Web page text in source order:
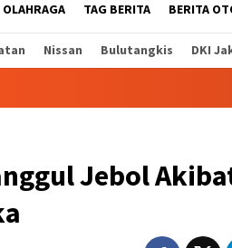
OLAHRAGA TAG BERITA BERITA
Nissan Bulutangkis DKI
Jebol